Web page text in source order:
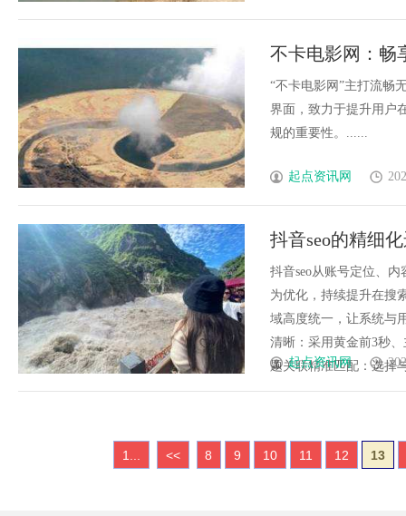
不卡电影网：畅
“不卡电影网”主打流畅
界面，致力于提升用户
规的重要性。......
起点资讯网
抖音seo的精细
抖音seo从账号定位、
为优化，持续提升在搜
域高度统一，让系统与
清晰：采用黄金前3秒
题关联精准匹配：选择
起点资讯网
1... << 8 9 10 11 12 13